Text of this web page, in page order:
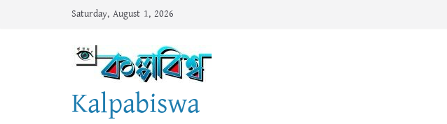
Saturday, August 1, 2026
Kalpabiswa